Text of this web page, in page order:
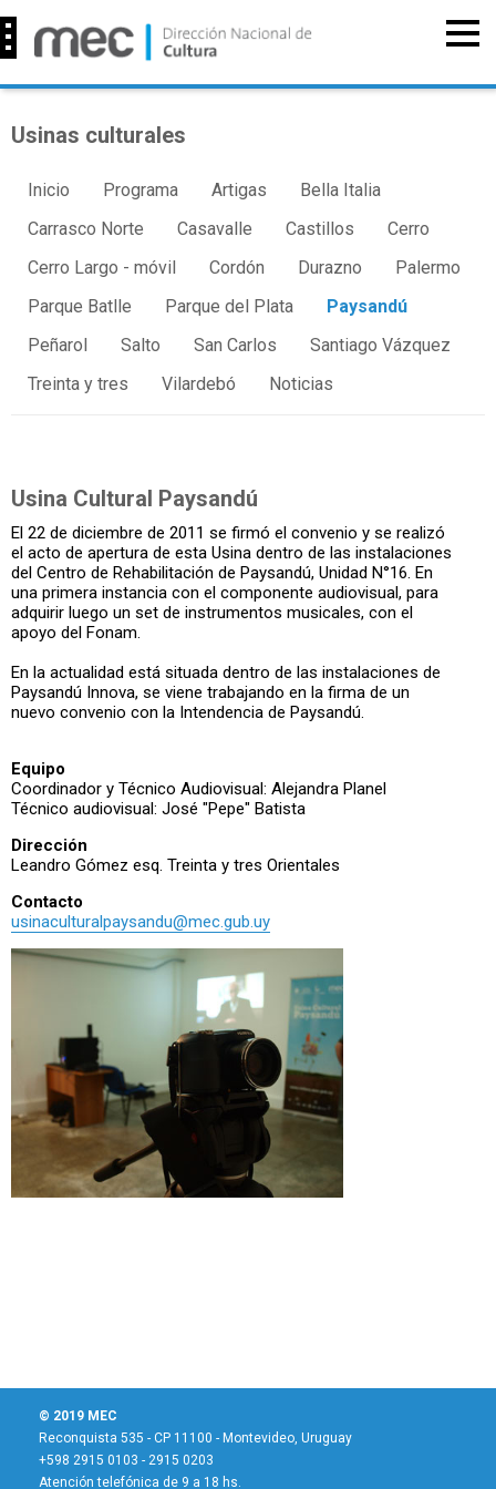
Usinas culturales
Inicio Programa Artigas
Bella Italia
Carrasco Norte
Casavalle Castillos
Cerro
Cerro Largo - móvil
Cordón Durazno
Palermo
Parque Batlle
Parque del Plata
Paysandú
Peñarol
Salto San Carlos
Santiago Vázquez
Treinta y tres
Vilardebó Noticias
Usina Cultural Paysandú
El 22 de diciembre de 2011 se firmó el convenio y se realizó
el acto de apertura de esta Usina dentro de las instalaciones
del Centro de Rehabilitación de Paysandú, Unidad N°16. En
una primera instancia con el componente audiovisual, para
adquirir luego un set de instrumentos musicales, con el
apoyo del Fonam.
En la actualidad está situada dentro de las instalaciones de
Paysandú Innova, se viene trabajando en la firma de un
nuevo convenio con la Intendencia de Paysandú.
Equipo
Coordinador y Técnico Audiovisual: Alejandra Planel
Técnico audiovisual: José "Pepe" Batista
Dirección
Leandro Gómez esq. Treinta y tres Orientales
Contacto
usinaculturalpaysandu@mec.gub.uy
© 2019 MEC
Reconquista 535 - CP 11100 - Montevideo, Uruguay
+598 2915 0103 - 2915 0203
Atención telefónica de 9 a 18 hs.